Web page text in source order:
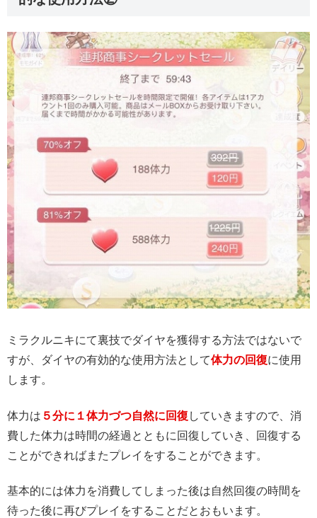
ミラクルニキにて裏技でダイヤを獲得する方法ではないで
すが、ダイヤの有効的な使用方法として体力の回復に使用
します。
体力は ５分に１体力づつ自然に回復 していきますので、消
費した体力は時間の経過とともに回復していき、回復する
ことができればまたプレイをすることができます。
基本的には体力を消費してしまった後は自然回復の時間を
待った後に再びプレイをすることだとおもいます。